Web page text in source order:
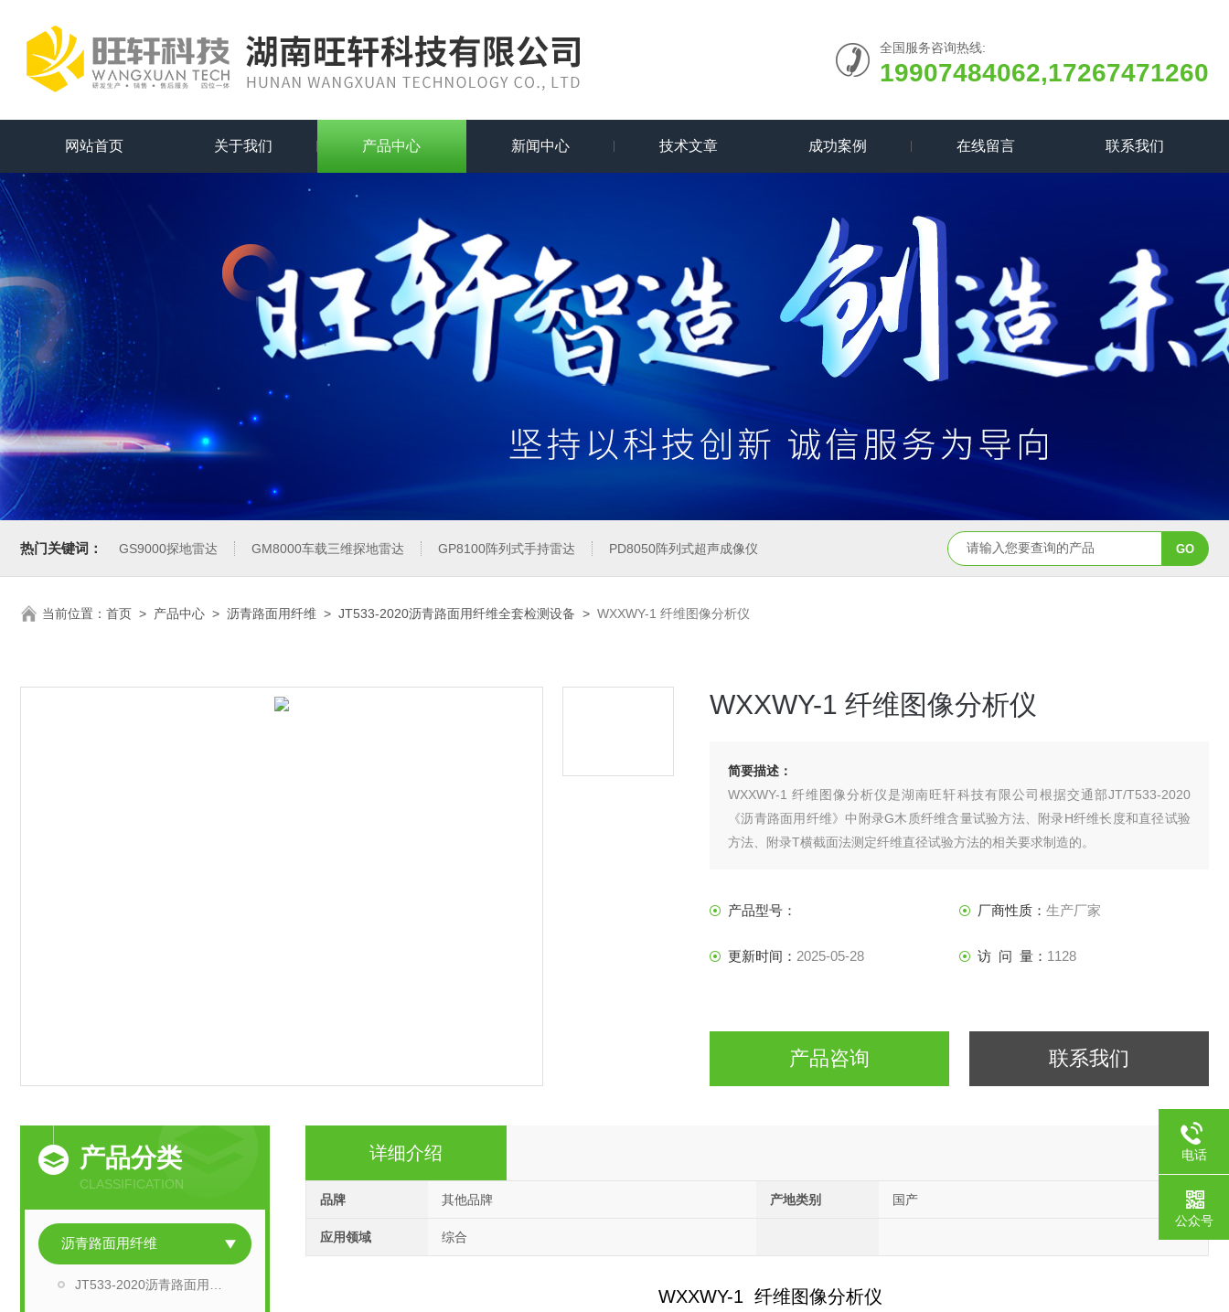
全国服务咨询热线:
19907484062,17267471260
网站首页 关于我们 产品中心 新闻中心 技术文章 成功案例 在线留言 联系我们
热门关键词： GS9000探地雷达 GM8000车载三维探地雷达 GP8100阵列式手持雷达 PD8050阵列式超声成像仪
当前位置： 首页 > 产品中心 > 沥青路面用纤维 > JT533-2020沥青路面用纤维全套检测设备 > WXXWY-1 纤维图像分析仪
WXXWY-1 纤维图像分析仪
简要描述：
WXXWY-1 纤维图像分析仪是湖南旺轩科技有限公司根据交通部JT/T533-2020
《沥青路面用纤维》中附录G木质纤维含量试验方法、附录H纤维长度和直径试验
方法、附录T横截面法测定纤维直径试验方法的相关要求制造的。
产品型号： 厂商性质： 生产厂家
更新时间： 2025-05-28 访 问 量： 1128
产品咨询 联系我们
产品分类
CLASSIFICATION
沥青路面用纤维
详细介绍
品牌 其他品牌 产地类别 国产
应用领域 综合
WXXWY-1 纤维图像分析仪
电话
公众号